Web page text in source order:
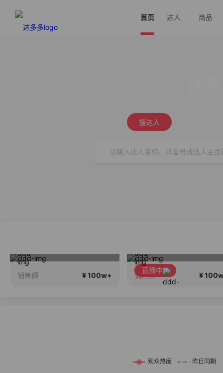
首页 达人 商品
搜达人
销售额 ¥ 100w+
直播中
销售额 ¥